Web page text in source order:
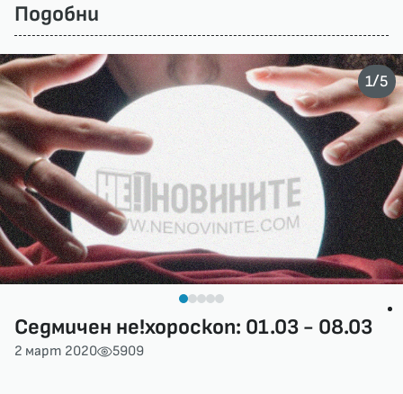
Подобни
Седмичен не!хороскоп: 01.03 - 08.03
2 март 2020 5909
1/5